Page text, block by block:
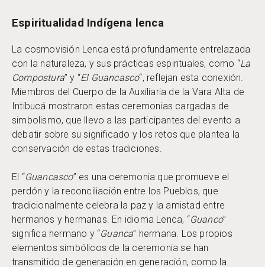
Espiritualidad Indígena lenca
La cosmovisión Lenca está profundamente entrelazada
con la naturaleza, y sus prácticas espirituales, como “La
Compostura” y “El Guancasco“, reflejan esta conexión.
Miembros del Cuerpo de la Auxiliaria de la Vara Alta de
Intibucá mostraron estas ceremonias cargadas de
simbolismo, que llevo a las participantes del evento a
debatir sobre su significado y los retos que plantea la
conservación de estas tradiciones.
El “Guancasco” es una ceremonia que promueve el
perdón y la reconciliación entre los Pueblos, que
tradicionalmente celebra la paz y la amistad entre
hermanos y hermanas. En idioma Lenca, “Guanco”
significa hermano y “Guanca” hermana. Los propios
elementos simbólicos de la ceremonia se han
transmitido de generación en generación, como la